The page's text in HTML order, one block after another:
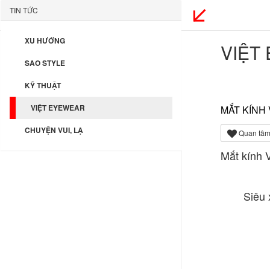
TIN TỨC
XU HƯỚNG
SAO STYLE
KỸ THUẬT
VIỆT EYEWEAR
CHUYỆN VUI, LẠ
VIỆT
MẮT KÍNH
Quan
Mắt kính
Siêu